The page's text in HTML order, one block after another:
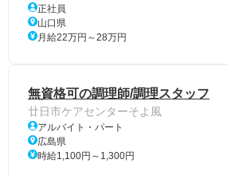
正社員
山口県
月給22万円～28万円
無資格可の調理師/調理スタッフ
廿日市ケアセンターそよ風
アルバイト・パート
広島県
時給1,100円～1,300円